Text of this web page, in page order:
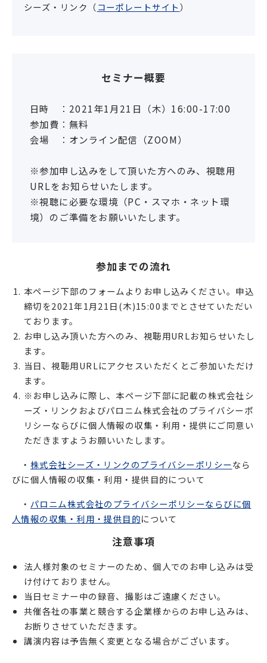
シーズ・リンク（コーポレートサイト）
セミナー概要
日時 ：2021年1月21日（木）16:00-17:00
参加費：無料
会場 ：オンライン配信（ZOOM）
※参加申し込みをして頂いた方へのみ、視聴用
URLをお知らせいたします。
※視聴に必要な環境（PC・スマホ・ネット環
境）のご準備をお願いいたします。
参加までの流れ
本ページ下部のフォームよりお申し込みください。申込
締切を2021年1月21日(木)15:00までとさせていただい
ております。
お申し込み頂いた方へのみ、視聴用URLお知らせいたし
ます。
当日、視聴用URLにアクセスいただくとご参加いただけ
ます。
※お申し込みに際し、本ページ下部に記載の株式会社シ
ーズ・リンクおよびパロニム株式会社のプライバシーポ
リシーならびに個人情報の収集・利用・提供にご同意い
ただきますようお願いいたします。
・ 株式会社シーズ・リンクのプライバシーポリシーなら
びに個人情報の収集・利用・提供目的について
・ パロニム株式会社のプライバシーポリシーならびに個
人情報の収集・利用・提供目的について
注意事項
法人様対象のセミナーのため、個人でのお申し込みは受
け付けておりません。
当日セミナー中の録音、撮影はご遠慮ください。
共催各社の事業と競合する企業様からのお申し込みは、
お断りさせていただきます。
講演内容は予告無く変更となる場合がございます。